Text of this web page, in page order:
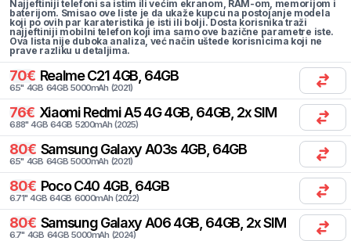
Najjeftiniji telefoni sa istim ili većim ekranom, RAM-om, memorijom i
baterijom. Smisao ove liste je da ukaže kupcu na postojanje modela
koji po ovih par karateristika je isti ili bolji. Dosta korisnika traži
najjeftiniji mobilni telefon koji ima samo ove bazične parametre iste.
Ova lista nije duboka analiza, već način uštede korisnicima koji ne
prave razliku u detaljima.
70€ Realme C21 4GB, 64GB
6.5" 4GB 64GB 5000mAh (2021)
76€ Xiaomi Redmi A5 4G 4GB, 64GB, 2x SIM
6.88" 4GB 64GB 5200mAh (2025)
80€ Samsung Galaxy A03s 4GB, 64GB
6.5" 4GB 64GB 5000mAh (2021)
80€ Poco C40 4GB, 64GB
6.71" 4GB 64GB 6000mAh (2022)
80€ Samsung Galaxy A06 4GB, 64GB, 2x SIM
6.7" 4GB 64GB 5000mAh (2024)